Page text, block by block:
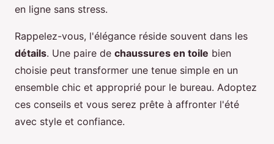
en ligne sans stress.
Rappelez-vous, l'élégance réside souvent dans les
détails. Une paire de chaussures en toile bien
choisie peut transformer une tenue simple en un
ensemble chic et approprié pour le bureau. Adoptez
ces conseils et vous serez prête à affronter l'été
avec style et confiance.